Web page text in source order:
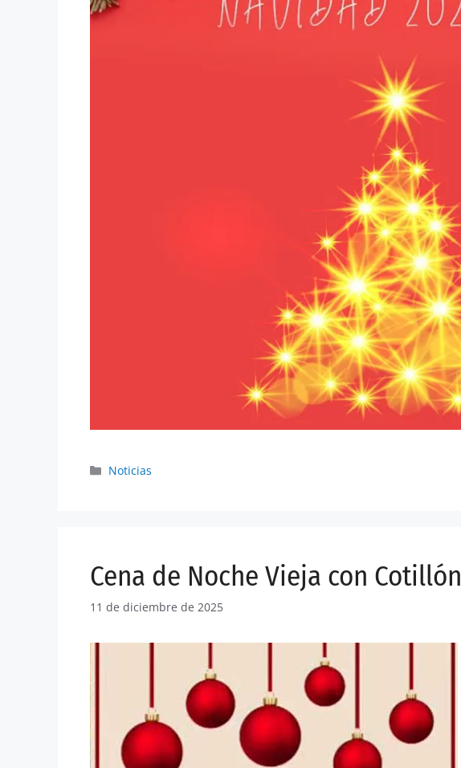
Noticias
Cena de Noche Vieja con Cotillón
11 de diciembre de 2025